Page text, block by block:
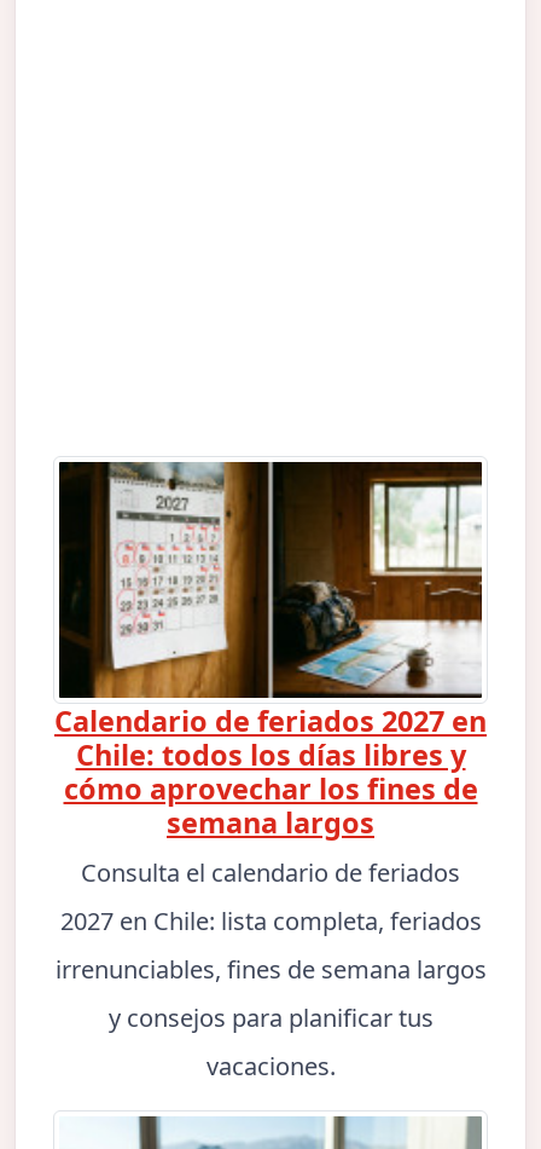
Calendario de feriados 2027 en
Chile: todos los días libres y
cómo aprovechar los fines de
semana largos
Consulta el calendario de feriados
2027 en Chile: lista completa, feriados
irrenunciables, fines de semana largos
y consejos para planificar tus
vacaciones.